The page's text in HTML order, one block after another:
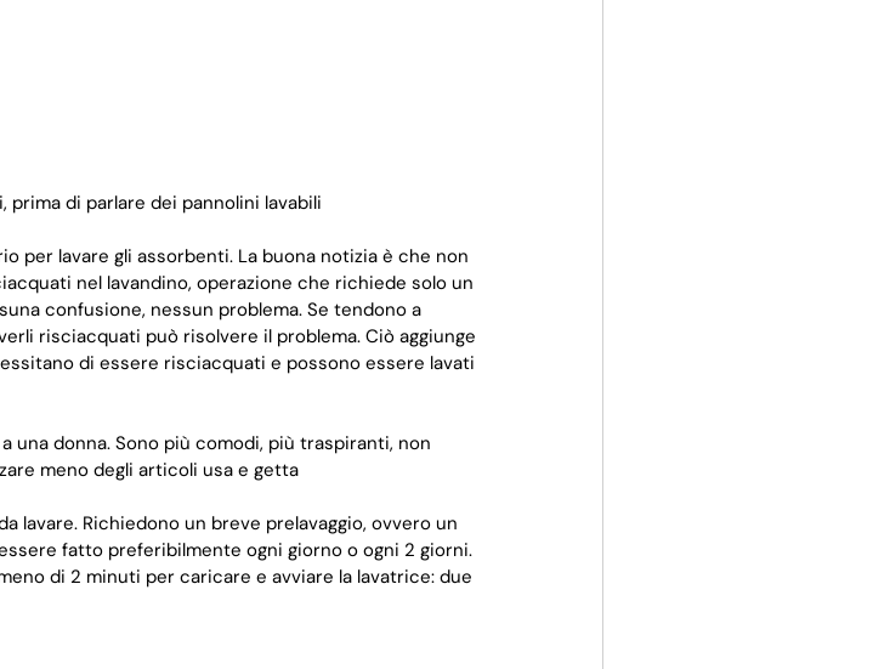
prima di parlare dei pannolini lavabili
per lavare gli assorbenti. La buona notizia è che non
nel lavandino, operazione che richiede solo un
confusione, nessun problema. Se tendono a
risciacquati può risolvere il problema. Ciò aggiunge
di essere risciacquati e possono essere lavati
una donna. Sono più comodi, più traspiranti, non
meno degli articoli usa e getta
lavare. Richiedono un breve prelavaggio, ovvero un
fatto preferibilmente ogni giorno o ogni 2 giorni.
di 2 minuti per caricare e avviare la lavatrice: due